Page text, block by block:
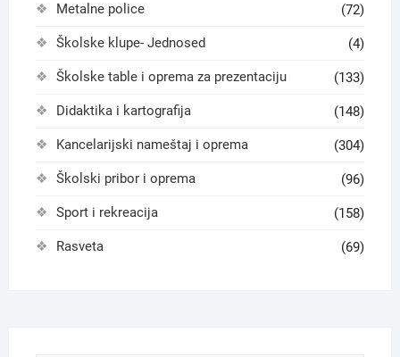
Metalne police (72)
Školske klupe- Jednosed (4)
Školske table i oprema za prezentaciju (133)
Didaktika i kartografija (148)
Kancelarijski nameštaj i oprema (304)
Školski pribor i oprema (96)
Sport i rekreacija (158)
Rasveta (69)